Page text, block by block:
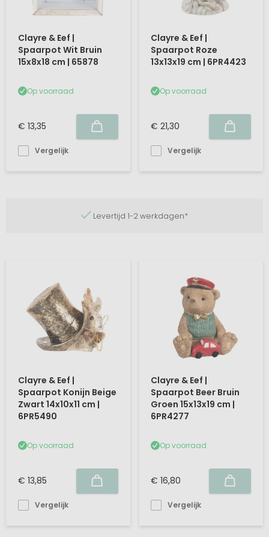
Clayre & Eef |
Spaarpot Wit Bruin
15x8x18 cm | 65878
Op voorraad
€ 13,35
Vergelijk
Clayre & Eef |
Spaarpot Roze
13x13x19 cm | 6PR4423
Op voorraad
€ 21,30
Vergelijk
Clayre & Eef |
Spaarpot Konijn Beige
Zwart 14x10x11 cm |
6PR5490
Op voorraad
€ 13,85
Vergelijk
Clayre & Eef |
Spaarpot Beer Bruin
Groen 15x13x19 cm |
6PR4277
Op voorraad
€ 16,80
Vergelijk
Levertijd 1-2 werkdagen*